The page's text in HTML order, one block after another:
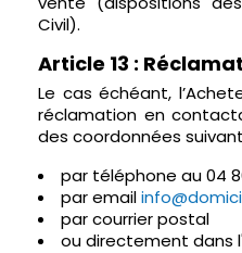
Civil).
Article 13 :
Le cas échéant,
réclamation en
des coordonnées
par téléphone au 04
par email
par courrier postal
ou directement dans